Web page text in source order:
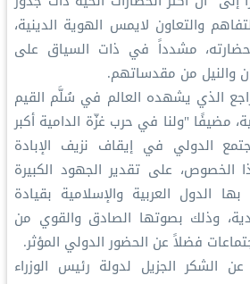
والتعاون لايمس الهوية الدينية،
مشدداً في ذات السياق على
والنيل من مقدساتهم.
الذي يشهده العالم في سُلَّم القيم
مضيفًا "ولنا في حرب غزّة الدامية أكبر
الدولي في إيقاف نزيف الإبادة
على تقدير الجهود الكبيرة
الدول العربية والإسلامية بقيادة
وذلك بصوتها الصادق والقوي من
فضلاً عن الحضور الدولي المؤثر.
الشكر الجزيل لدولة رئيس الوزراء